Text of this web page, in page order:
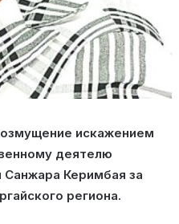
искажением
деятелю
Санжара Керимбая за
региона.